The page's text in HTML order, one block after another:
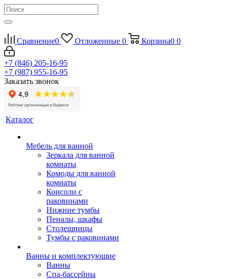
Сравнение0 Отложенные 0 Корзина0 0
+7 (846) 205-16-95
+7 (987) 955-16-95
Заказать звонок
Каталог
Мебель для ванной
Зеркала для ванной
комнаты
Комоды для ванной
комнаты
Консоли с
раковинами
Нижние тумбы
Пеналы, шкафы
Столешницы
Тумбы с раковинами
Ванны и комплектующие
Ванны
Спа-бассейны